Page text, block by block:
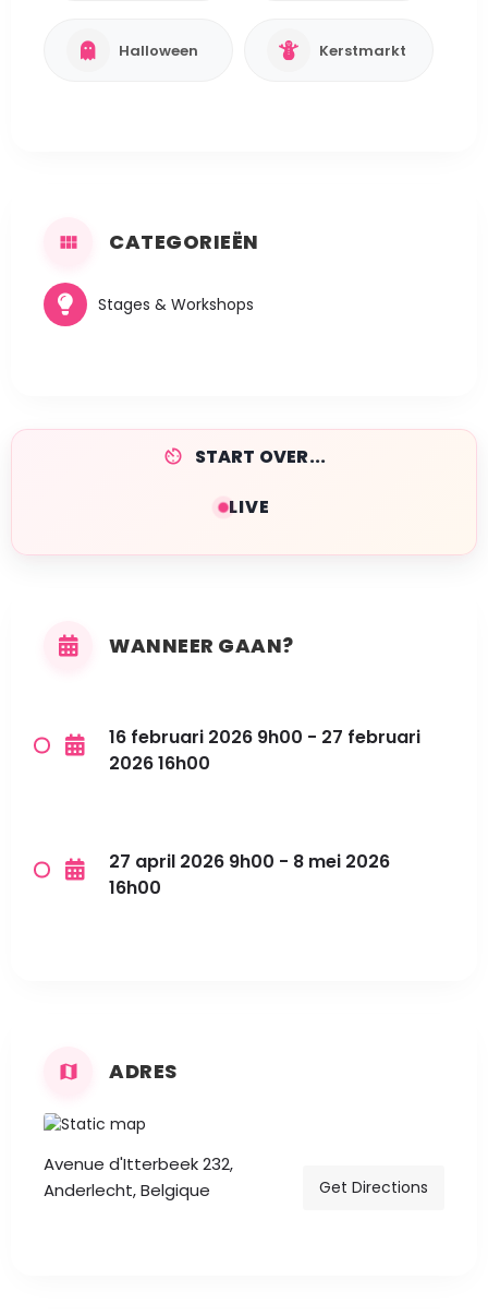
Halloween Kerstmarkt
CATEGORIEËN
Stages & Workshops
START OVER...
LIVE
WANNEER GAAN?
16 februari 2026 9h00 - 27 februari
2026 16h00
27 april 2026 9h00 - 8 mei 2026
16h00
ADRES
Avenue d'Itterbeek 232,
Anderlecht, Belgique
Get Directions